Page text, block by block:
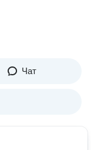
Чат